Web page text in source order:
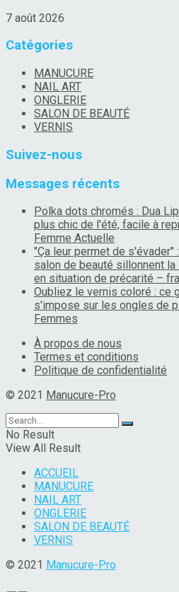
7 août 2026
Catégories
MANUCURE
NAIL ART
ONGLERIE
SALON DE BEAUTÉ
VERNIS
Suivez-nous
Messages récents
Polka dots chromés : Dua
plus chic de l'été, facile à
Femme Actuelle
"Ça leur permet de
salon de beauté sillonnent
en situation de précarité –
Oubliez le vernis coloré : ce
s'impose sur les ongles de
Femmes
À propos de nous
Termes et conditions
Politique de confidentialité
© 2021 Manucure-Pro
No Result
View All Result
ACCUEIL
MANUCURE
NAIL ART
ONGLERIE
SALON DE BEAUTÉ
VERNIS
© 2021 Manucure-Pro